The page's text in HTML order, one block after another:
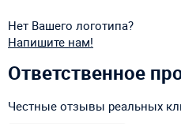
Нет Вашего логотипа?
Напишите нам!
Ответственное
Честные отзывы реальных